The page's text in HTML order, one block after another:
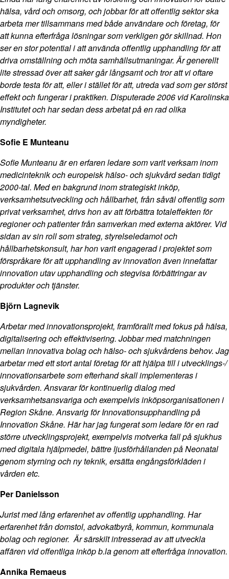
hälsa, vård och omsorg, och jobbar för att offentlig sektor ska
arbeta mer tillsammans med både användare och företag, för
att kunna efterfråga lösningar som verkligen gör skillnad. Hon
ser en stor potential i att använda offentlig upphandling för att
driva omställning och möta samhällsutmaningar. Är generellt
lite stressad över att saker går långsamt och tror att vi oftare
borde testa för att, eller i stället för att, utreda vad som ger störst
effekt och fungerar i praktiken. Disputerade 2006 vid Karolinska
Institutet och har sedan dess arbetat på en rad olika
myndigheter.
Sofie E Munteanu
Sofie Munteanu är en erfaren ledare som varit verksam inom
medicinteknik och europeisk hälso- och sjukvård sedan tidigt
2000-tal. Med en bakgrund inom strategiskt inköp,
verksamhetsutveckling och hållbarhet, från såväl offentlig som
privat verksamhet, drivs hon av att förbättra totaleffekten för
regioner och patienter från samverkan med externa aktörer. Vid
sidan av sin roll som strateg, styrelseledamot och
hållbarhetskonsult, har hon varit engagerad i projektet som
förspråkare för att upphandling av innovation även innefattar
innovation utav upphandling och stegvisa förbättringar av
produkter och tjänster.
Björn Lagnevik
Arbetar med innovationsprojekt, framförallt med fokus på hälsa,
digitalisering och effektivisering. Jobbar med matchningen
mellan innovativa bolag och hälso- och sjukvårdens behov. Jag
arbetar med ett stort antal företag för att hjälpa till i utvecklings-/
innovationsarbete som efterhand skall implementeras i
sjukvården. Ansvarar för kontinuerlig dialog med
verksamhetsansvariga och exempelvis inköpsorganisationen i
Region Skåne. Ansvarig för Innovationsupphandling på
Innovation Skåne. Här har jag fungerat som ledare för en rad
större utvecklingsprojekt, exempelvis motverka fall på sjukhus
med digitala hjälpmedel, bättre ljusförhållanden på Neonatal
genom styrning och ny teknik, ersätta engångsförkläden i
vården etc.
Per Danielsson
Jurist med lång erfarenhet av offentlig upphandling. Har
erfarenhet från domstol, advokatbyrå, kommun, kommunala
bolag och regioner. Är särskilt intresserad av att utveckla
affären vid offentliga inköp b.la genom att efterfråga innovation.
Annika Remaeus